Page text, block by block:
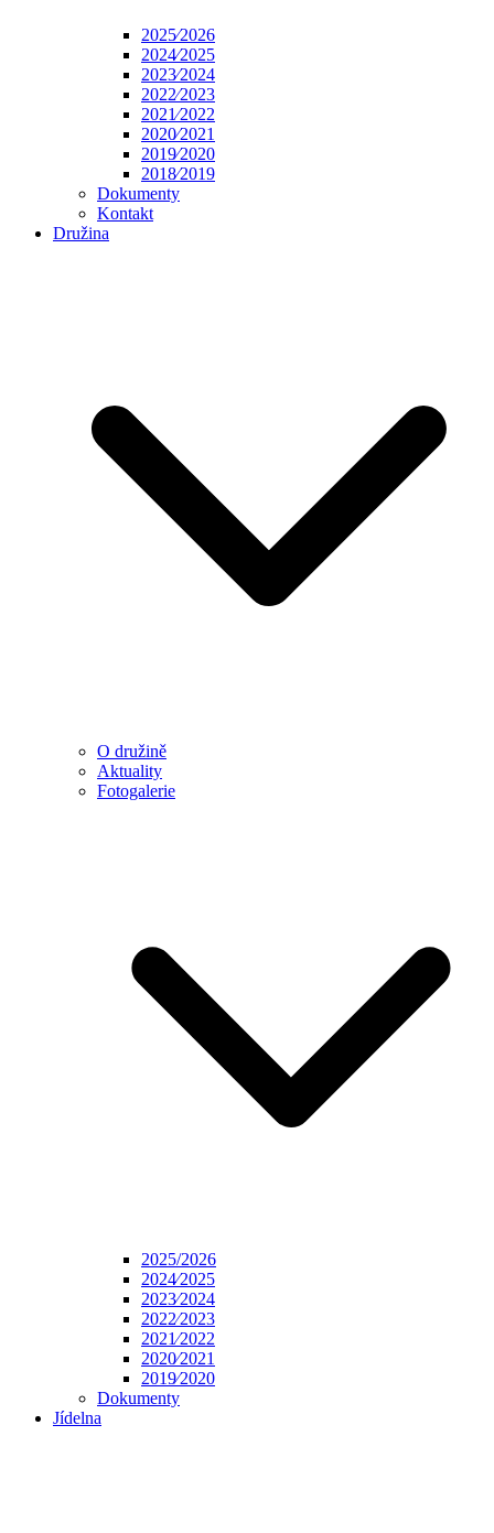
2025⁄2026
2024⁄2025
2023⁄2024
2022⁄2023
2021⁄2022
2020⁄2021
2019⁄2020
2018⁄2019
Dokumenty
Kontakt
Družina
O družině
Aktuality
Fotogalerie
2025/2026
2024⁄2025
2023⁄2024
2022⁄2023
2021⁄2022
2020⁄2021
2019⁄2020
Dokumenty
Jídelna